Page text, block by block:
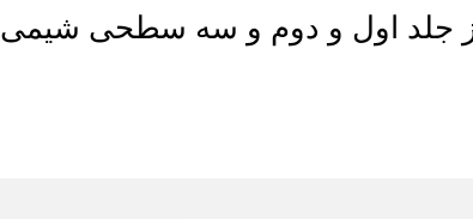
و دوم و سه سطحی شیمی ١٢ و شیمی دهم کانون